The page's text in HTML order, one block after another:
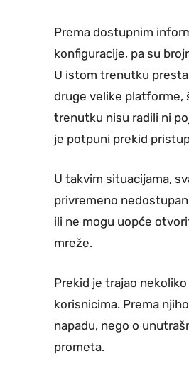
Prema dostupnim
konfiguracije, pa su
U istom trenutku
druge velike platforme,
trenutku nisu radili ni
je potpuni prekid
U takvim situacijama,
privremeno
ili ne mogu uopće
mreže.
Prekid je trajao
korisnicima. Prema
napadu, nego o
prometa.